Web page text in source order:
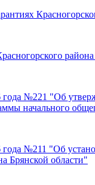
года №221 "Об
начального
№211 "Об
Брянской области"